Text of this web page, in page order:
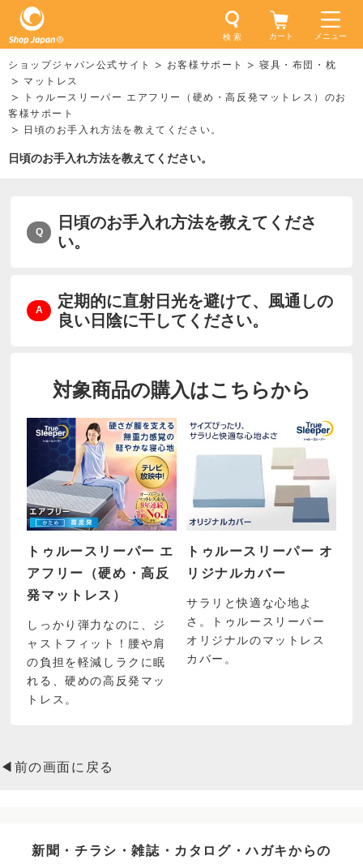
メニュー
検 索 カート
ショップジャパン公式サイト お客様サポート
寝具・布団・枕
マットレス
トゥルースリーパー エアフリー（硬め・高反発マットレス）のお
客様サポート
日頃のお手入れ方法を教えてください。
日頃のお手入れ方法を教えてください。
日頃のお手入れ方法を教えてくださ
い。
定期的に直射日光を避けて、風通しの
良い日陰に干してください。
対象商品の購入はこちらから
トゥルースリーパー エ
アフリー（硬め・高反
発マットレス）
しっかり弾力なのに、ジ
ャストフィット！腰や肩
の負担を軽減しラクに眠
れる、硬めの高反発マッ
トレス。
トゥルースリーパー オ
リジナルカバー
サラリと快適な心地よ
さ。トゥルースリーパー
オリジナルのマットレス
カバー。
◀前の画面に戻る
新聞・チラシ・雑誌・カタログ・ハガキからの